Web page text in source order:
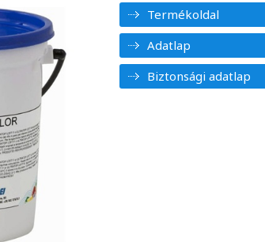
Termékoldal
Adatlap
Biztonsági adatlap